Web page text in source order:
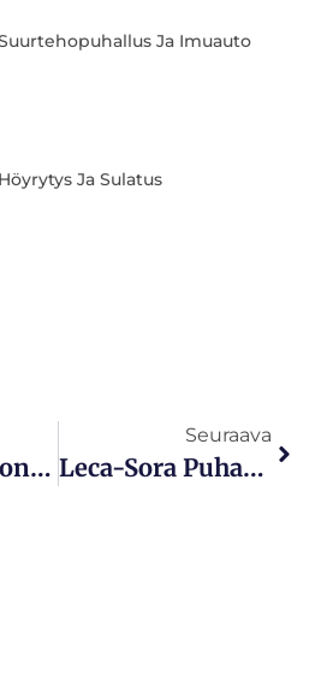
Ja Imuauto
Höyrytys Ja Sulatus
Sadevesikaivon Tyhjennys
Seuraava
Leca-Sora Puhallus